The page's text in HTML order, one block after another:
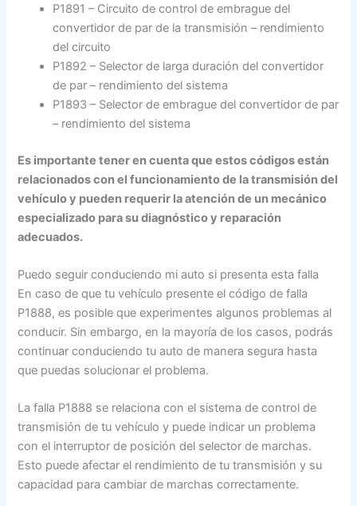
P1891 – Circuito de control de embrague del
convertidor de par de la transmisión – rendimiento
del circuito
P1892 – Selector de larga duración del convertidor
de par – rendimiento del sistema
P1893 – Selector de embrague del convertidor de par
– rendimiento del sistema
Es importante tener en cuenta que estos códigos están
relacionados con el funcionamiento de la transmisión del
vehículo y pueden requerir la atención de un mecánico
especializado para su diagnóstico y reparación
adecuados.
Puedo seguir conduciendo mi auto si presenta esta falla
En caso de que tu vehículo presente el código de falla
P1888, es posible que experimentes algunos problemas al
conducir. Sin embargo, en la mayoría de los casos, podrás
continuar conduciendo tu auto de manera segura hasta
que puedas solucionar el problema.
La falla P1888 se relaciona con el sistema de control de
transmisión de tu vehículo y puede indicar un problema
con el interruptor de posición del selector de marchas.
Esto puede afectar el rendimiento de tu transmisión y su
capacidad para cambiar de marchas correctamente.